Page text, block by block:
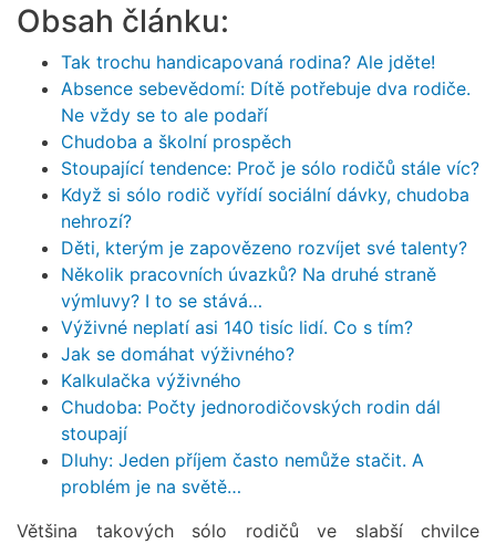
Obsah článku:
Tak trochu handicapovaná rodina? Ale jděte!
Absence sebevědomí: Dítě potřebuje dva rodiče.
Ne vždy se to ale podaří
Chudoba a školní prospěch
Stoupající tendence: Proč je sólo rodičů stále víc?
Když si sólo rodič vyřídí sociální dávky, chudoba
nehrozí?
Děti, kterým je zapovězeno rozvíjet své talenty?
Několik pracovních úvazků? Na druhé straně
výmluvy? I to se stává…
Výživné neplatí asi 140 tisíc lidí. Co s tím?
Jak se domáhat výživného?
Kalkulačka výživného
Chudoba: Počty jednorodičovských rodin dál
stoupají
Dluhy: Jeden příjem často nemůže stačit. A
problém je na světě…
Většina takových sólo rodičů ve slabší chvilce